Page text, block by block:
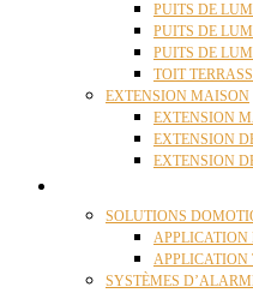
PUITS DE
PUITS DE
PUITS DE
TOIT
EXTENSION MAISON
EXTENSION
EXTENSION
EXTENSION
SOLUTIONS
APPLICATION
APPLICATION
SYSTÈMES